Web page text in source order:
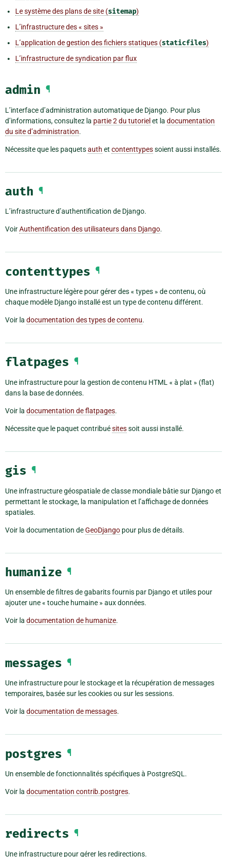
Le système des plans de site (sitemap)
L’infrastructure des « sites »
L’application de gestion des fichiers statiques (staticfiles)
L’infrastructure de syndication par flux
admin ¶
L’interface d’administration automatique de Django. Pour plus
d’informations, consultez la partie 2 du tutorielet la documentation
du site d’administration.
Nécessite que les paquetsauth et contenttypessoient aussi installés.
auth ¶
L’infrastructure d’authentification de Django.
VoirAuthentification des utilisateurs dans Django.
contenttypes ¶
Une infrastructure légère pour gérer des « types » de contenu, où
chaque modèle Django installé est un type de contenu différent.
Voir la documentation des types de contenu.
flatpages ¶
Une infrastructure pour la gestion de contenu HTML « à plat » (flat)
dans la base de données.
Voir la documentation de flatpages.
Nécessite que le paquet contribuésitessoit aussi installé.
gis ¶
Une infrastructure géospatiale de classe mondiale bâtie sur Django et
permettant le stockage, la manipulation et l’affichage de données
spatiales.
Voir la documentation deGeoDjango pour plus de détails.
humanize ¶
Un ensemble de filtres de gabarits fournis par Django et utiles pour
ajouter une « touche humaine » aux données.
Voir la documentation de humanize.
messages ¶
Une infrastructure pour le stockage et la récupération de messages
temporaires, basée sur les cookies ou sur les sessions.
Voir la documentation de messages.
postgres ¶
Un ensemble de fonctionnalités spécifiques à PostgreSQL.
Voir la documentation contrib.postgres.
redirects ¶
Une infrastructure pour gérer les redirections.